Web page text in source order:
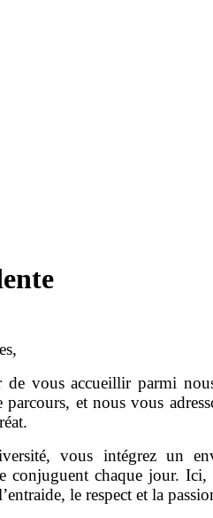
de vous accueillir parmi
parcours, et nous vous
vous intégrez un
conjuguent chaque jour. Ici,
le respect et la